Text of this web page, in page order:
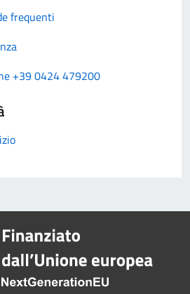
frequenti
+39 0424 479200